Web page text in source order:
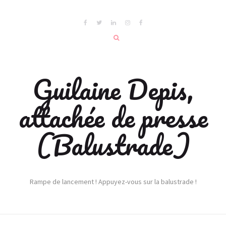
Guilaine Depis,
attachée de presse
(Balustrade)
Rampe de lancement ! Appuyez-vous sur la balustrade !